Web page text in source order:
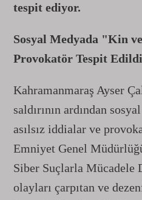
tespit ediyor.
Sosyal Medyada "Kin
Provokatör Tespit
Kahramanmaraş Ayser
saldırının ardından
asılsız iddialar ve
Emniyet Genel
Siber Suçlarla Mücadele
olayları çarpıtan ve